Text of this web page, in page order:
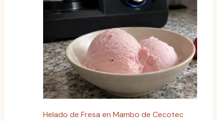
Helado de Fresa en Mambo de Cecotec